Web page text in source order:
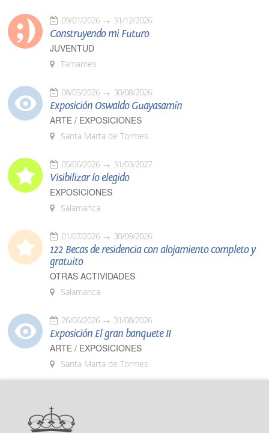
09/01/2026 31/12/2026
Construyendo mi Futuro
JUVENTUD
Tamames
08/05/2026 30/08/2026
Exposición Oswaldo Guayasamín
ARTE / EXPOSICIONES
Santa Marta de Tormes
05/06/2026 31/03/2027
Visibilizar lo elegido
EXPOSICIONES
Salamanca
01/07/2026 30/09/2026
122 Becas de residencia con alojamiento completo y
gratuito
OTRAS ACTIVIDADES
Salamanca
26/06/2026 31/08/2026
Exposición El gran banquete II
ARTE / EXPOSICIONES
Santa Marta de Tormes